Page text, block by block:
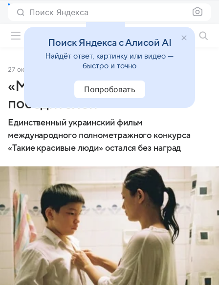
Поиск Яндекса
27 октября 2013 Источник:Кино Mail
«Молодость» объявила
победителей
Единственный украинский фильм
международного полнометражного конкурса
«Такие красивые люди» остался без наград
Поиск Яндекса с Алисой AI
Найдёт ответ, картинку или видео —
быстро и точно
Попробовать